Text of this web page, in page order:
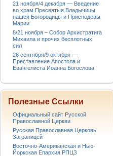
21 ноября/4 декабря — Введение
во храм Пресвятыя Владычицы
нашея Богородицы и Приснодевы
Марии
8/21 ноября – Собор Архистратига
Михаила и прочих бесплотных
сил
26 сентября/9 октября —
Преставление Апостола и
Евангелиста Иоанна Богослова.
Полезные Ссылки
Официальный сайт Русской
Православной Церкви
Русская Православная Церковь
Заграницей
Восточно-Американская и Нью-
Йоркская Епархия РПЦЗ